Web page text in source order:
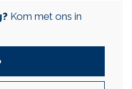
Kom met ons in